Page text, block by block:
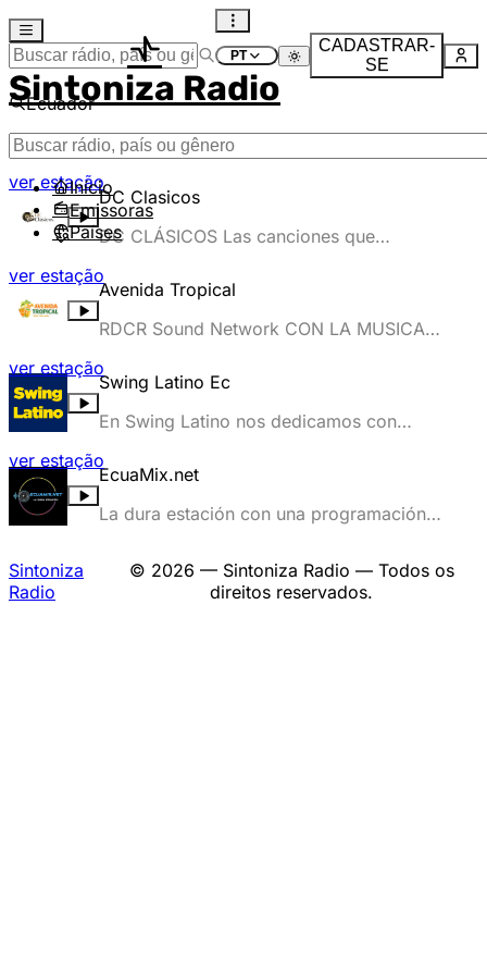
Sintoniza Radio
Início
Emissoras
Países
CADASTRAR-
SE
Ecuador
Mostrando resultados da busca
DC Clasicos
DC CLÁSICOS Las canciones que
🎼
ver estação
Avenida Tropical
RDCR Sound Network CON LA MUSICA
ver estação
Swing Latino Ec
En Swing Latino nos dedicamos con
destacado del género maestro: LA SALSA.
Conectamos a los melómanos con ese
fuego musical que nace de las raíces
ver estação
EcuaMix.net
La dura estación con una programación
ver estação
Sintoniza
Radio
© 2026 — Sintoniza Radio — Todos os
direitos reservados.